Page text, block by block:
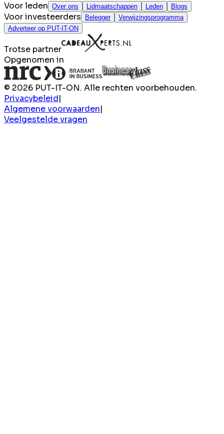
Voor leden Over ons Lidmaatschappen Leden Blogs
Voor investeerders Belegger
Verwijzingsprogramma
Adverteer op PUT-IT-ON
Trotse partner
Opgenomen in
© 2026 PUT-IT-ON. Alle rechten voorbehouden.
Privacybeleid|
Algemene voorwaarden|
Veelgestelde vragen